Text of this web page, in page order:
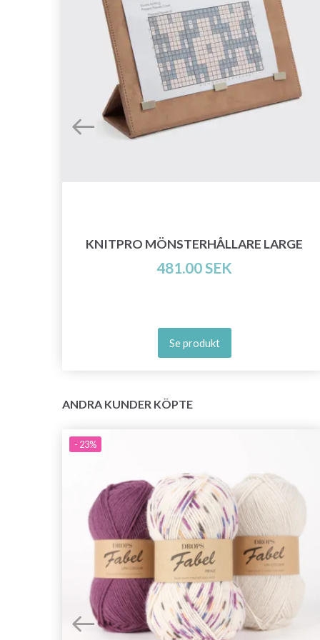
KNITPRO MÖNSTERHÅLLARE LARGE
481.00 SEK
Se produkt
ANDRA KUNDER KÖPTE
- 23%